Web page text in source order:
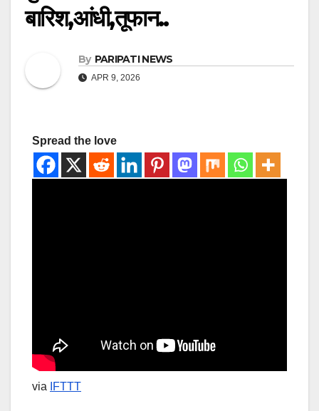
बारिश,आंधी,तूफान..
By PARIPATI NEWS
APR 9, 2026
Spread the love
via IFTTT